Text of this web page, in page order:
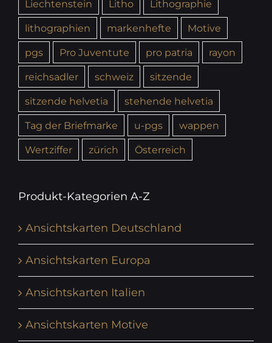
Liechtenstein
Litho
Lithographie
lithographien
markenhefte
Motive
pgs
Pro Juventute pro patria
rayon
reichsadler
schweiz
sitzende
sitzende helvetia
stehende helvetia
Tag der Briefmarke
u-pgs
wappen
Wertziffer
zürich Österreich
Produkt-Kategorien A-Z
Ansichtskarten Deutschland
Ansichtskarten Europa
Ansichtskarten Italien
Ansichtskarten Motive